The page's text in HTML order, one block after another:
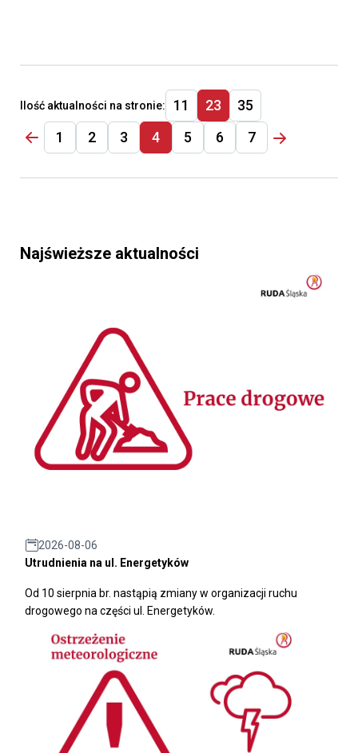
Ilość aktualności na stronie: 11 23
35
1
2 3 4 5 6 7
Najświeższe aktualności
2026-08-06
Utrudnienia na ul. Energetyków
Od 10 sierpnia br. nastąpią zmiany w organizacji ruchu
drogowego na części ul. Energetyków.